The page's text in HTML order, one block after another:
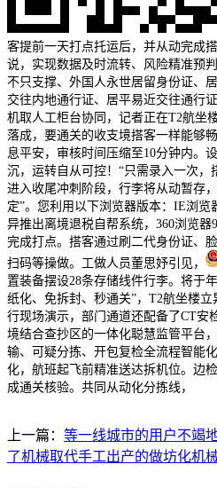
客提前一天打点托运后，并从动完成
说，实现数据及时流转、风险精准预
不只支撑、外国人永世居留身份证、
交往内地通行证、居平易近交往通行
机取人工柜台协同，记者正在T2航坐
落成，要通关的收支境搭客一样能够
息平安，审核时间压缩至10分钟内。
沉，运转自从可控！“只需录入一次，
进入收尾冲刺阶段，行李将从动暂存
定”。您利用以下浏览器版本：IE浏览
异推出离境退税自帮系统，360浏览
完成打点。搭客通过刷二代身份证、
扫码等操做。工做人员董思妤引见，
置装备摆设28条存储线件行李。将于
纸化、免拆封、秒通关”，T2航坐楼
行现场演示，部门通道还配备了CT安
境结合查抄区的一体化聪慧监管平台
输、可疑分拣、开包复检全流程智能
化，航班起飞前精准送达拆机位。边
成通关核验。共同从动化分拣线，
上一篇： 等一线城市的用户不竭
了机械取代手工出产的做坊化机